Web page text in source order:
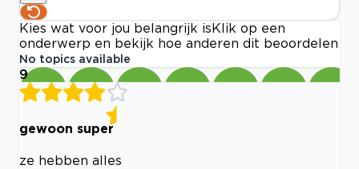
Kies wat voor jou belangrijk is Klik op een
onderwerp en bekijk hoe anderen dit beoordelen
No topics available
9
gewoon super
ze hebben alles